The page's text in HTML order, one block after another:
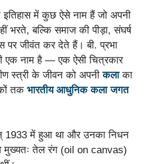
में कुछ ऐसे नाम हैं जो अपनी
भरते, बल्कि समाज की पीड़ा, संघर्ष
पर जीवंत कर देते हैं। बी. प्रभा
एक नाम है — एक ऐसी चित्रकार
स्त्री के जीवन को अपनीकलाका
तक भारतीय आधुनिक कला जगत
1933 में हुआ था और उनका निधन
तेल रंग (oil on canvas)